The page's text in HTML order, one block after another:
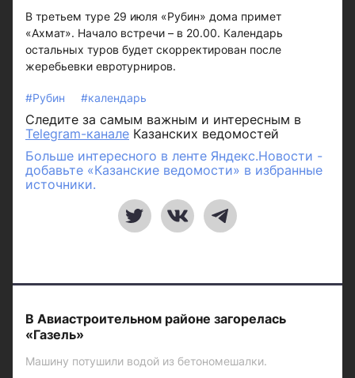
В третьем туре 29 июля «Рубин» дома примет
«Ахмат». Начало встречи – в 20.00. Календарь
остальных туров будет скорректирован после
жеребьевки евротурниров.
#Рубин #календарь
Следите за самым важным и интересным в
Telegram-канале Казанских ведомостей
Больше интересного в ленте Яндекс.Новости -
добавьте «Казанские ведомости» в избранные
источники.
В Авиастроительном районе загорелась
«Газель»
Машину потушили водой из бетономешалки.